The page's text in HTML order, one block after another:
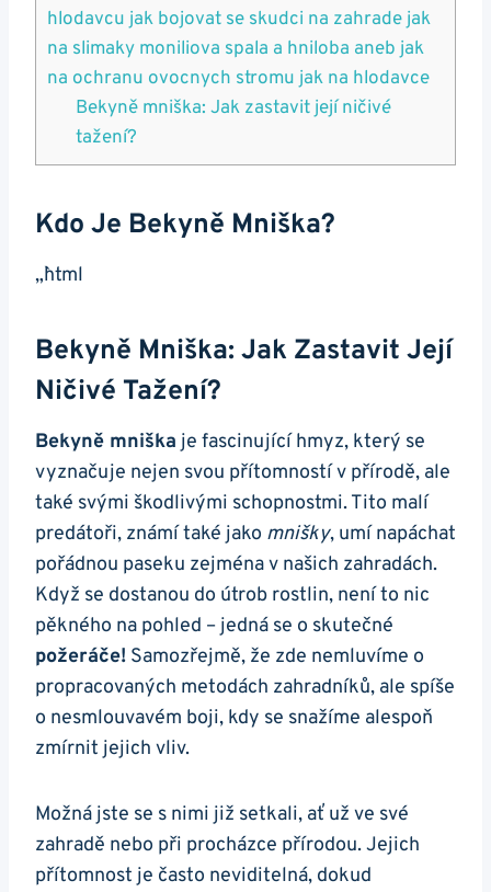
hlodavcu jak⁣ bojovat se skudci na zahrade jak
na slimaky moniliova spala a hniloba ⁢aneb ⁤jak
na ochranu⁢ ovocnych stromu jak⁢ na hlodavce
Bekyně mniška: Jak zastavit její ničivé
‌tažení?
Kdo Je Bekyně Mniška?
„`html
Bekyně Mniška: Jak Zastavit Její
Ničivé‍ Tažení?
Bekyně mniška ⁣je ​fascinující hmyz, který se
vyznačuje nejen‍ svou přítomností v přírodě, ale
⁢také ⁤svými škodlivými schopnostmi. Tito malí
predátoři, známí‌ také jako mnišky, umí napáchat⁢
pořádnou paseku zejména⁣ v našich zahradách.
Když​ se dostanou do ⁣útrob rostlin, není to ‌nic
pěkného na pohled – jedná se o skutečné
požeráče! Samozřejmě, že‍ zde nemluvíme o
propracovaných ​metodách zahradníků, ale‍ spíše
o ⁢nesmlouvavém boji, kdy ⁤se snažíme alespoň
zmírnit jejich ⁣vliv.
Možná ​jste ‌se s nimi již setkali, ať už ‍ve své
⁣zahradě nebo při procházce přírodou. Jejich
přítomnost je často​ neviditelná, dokud